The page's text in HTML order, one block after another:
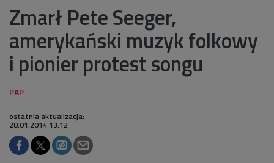
Zmarł Pete Seeger,
amerykański muzyk folkowy
i pionier protest songu
ostatnia aktualizacja:
28.01.2014 13:12